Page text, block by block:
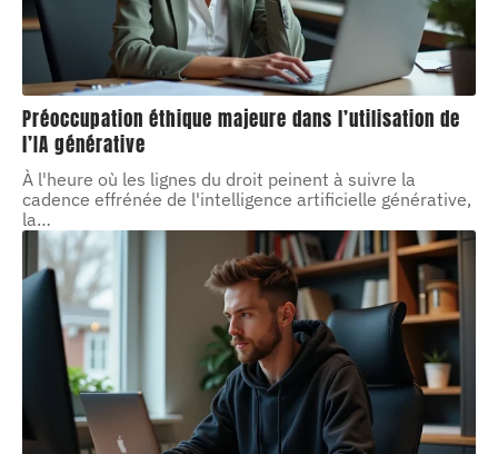
Préoccupation éthique majeure dans l’utilisation de
l’IA générative
À l'heure où les lignes du droit peinent à suivre la
cadence effrénée de l'intelligence artificielle générative,
la…